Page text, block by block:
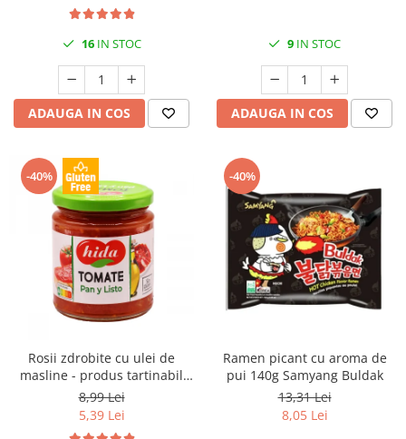
16IN STOC
ADAUGA IN COS
9 IN STOC
ADAUGA IN COS
-40%
Rosii zdrobite cu ulei de
masline - produs tartinabil
220gr Hida
8,99 Lei
5,39 Lei
-40%
Ramen picant cu aroma de
pui 140g Samyang Buldak
13,31 Lei
8,05 Lei